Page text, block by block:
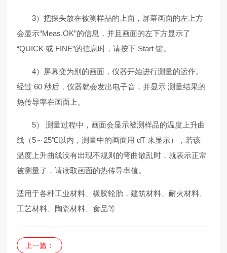
3）把探头放在被测样品的上面，屏幕画面的左上方
会显示“Meas.OK”的信息，并且画面的左下方显示了
“QUICK 或 FINE”的信息时，请按下 Start 键。
4）屏幕变为别的画面，仪器开始进行测量的运作。
经过 60 秒后，仪器就会发出电子音，并显示 测量结果的
热传导率在画面上。
5） 测量过程中，画面会显示被测样品的温度上升曲
线（5～25℃以内，测量中的画面用 dT 来显示），若该
温度上升曲线没有出现不规则的弯曲散乱时，就表示正常
被测量了，请读取画面的热传导率值。
适用于各种工业材料、橡胶轮胎，建筑材料、耐火材料、
工艺材料、陶瓷材料、食品等
上一篇：